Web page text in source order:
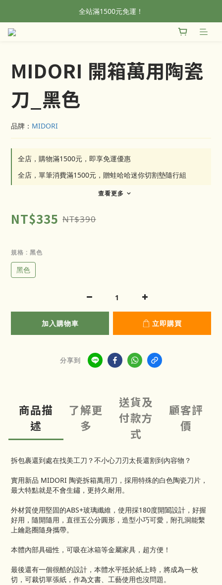
全站滿1500元免運！
全站滿1500元免運！
加入會員，首單輸入折扣碼NEWFROG，滿800現折50
MIDORI 開箱萬用陶瓷
刀_黑色
品牌： MIDORI
全店，購物滿1500元，即享免運優惠
全店，單筆消費滿1500元，贈蛙哈哈迷你切割墊隨行組
查看更多
NT$335 NT$390
規格 : 黑色
黑色
加入購物車 立即購買
分享到
商品描
述
了解更
多
送貨及
付款方
式
顧客評
價
拆包裹還到處在找美工刀？不小心刀刃太長還割到內容物？
實用新品 MIDORI 陶瓷拆箱萬用刀，採用特殊的白色陶瓷刀片，
最大特點就是不會生鏽，更持久耐用。
外材質使用堅固的ABS+玻璃纖維，使用採180度開闔設計，好握
好用，隨開隨用，直徑五公分圓形，造型小巧可愛，附孔洞能繫
上鑰匙圈隨身攜帶。
本體內部具磁性，可吸在冰箱等金屬家具，超方便！
最後還有一個很酷的設計，本體水平抵於紙上時，將成為一枚
切，可裁切單張紙，作為文書、工藝使用也沒問題。